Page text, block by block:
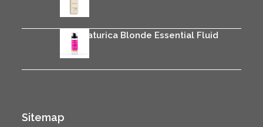
32.25
Rica Naturica Blonde Essential Fluid
29.95
Sitemap